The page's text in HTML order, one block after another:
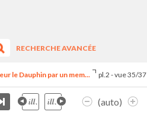
RECHERCHE AVANCÉE
le Dauphin par un mem... pl.2 - vue 35/37
(auto)